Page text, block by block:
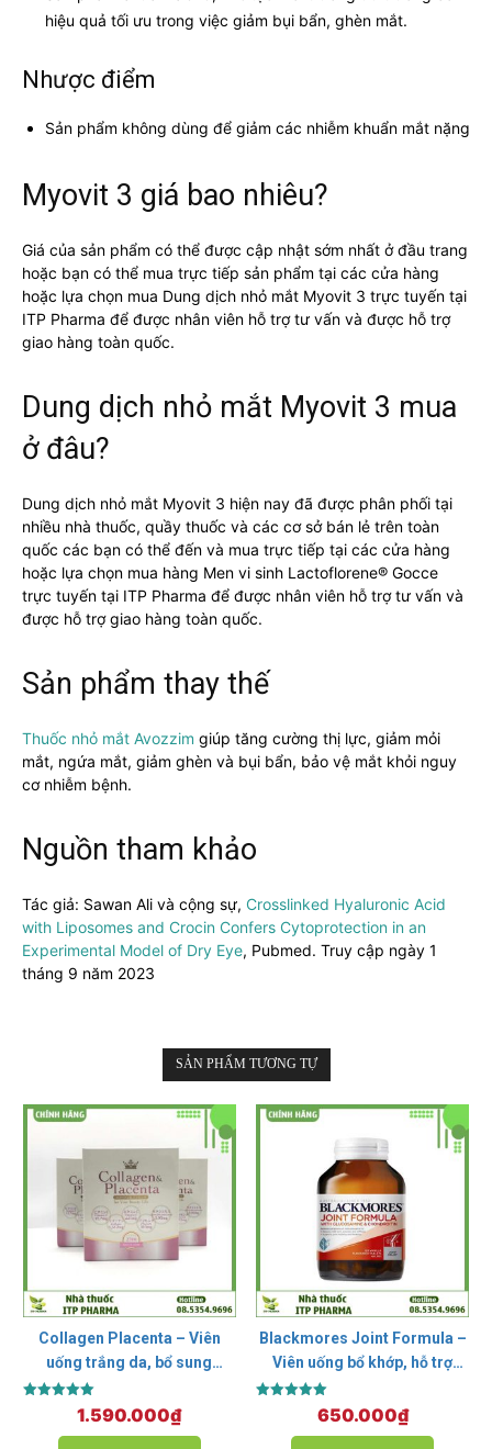
hiệu quả tối ưu trong việc giảm bụi bẩn, ghèn mắt.
Nhược điểm
Sản phẩm không dùng để giảm các nhiễm khuẩn mắt nặng
Myovit 3 giá bao nhiêu?
Giá của sản phẩm có thể được cập nhật sớm nhất ở đầu trang
hoặc bạn có thể mua trực tiếp sản phẩm tại các cửa hàng
hoặc lựa chọn mua Dung dịch nhỏ mắt Myovit 3 trực tuyến tại
ITP Pharma để được nhân viên hỗ trợ tư vấn và được hỗ trợ
giao hàng toàn quốc.
Dung dịch nhỏ mắt Myovit 3 mua
ở đâu?
Dung dịch nhỏ mắt Myovit 3 hiện nay đã được phân phối tại
nhiều nhà thuốc, quầy thuốc và các cơ sở bán lẻ trên toàn
quốc các bạn có thể đến và mua trực tiếp tại các cửa hàng
hoặc lựa chọn mua hàng Men vi sinh Lactoflorene® Gocce
trực tuyến tại ITP Pharma để được nhân viên hỗ trợ tư vấn và
được hỗ trợ giao hàng toàn quốc.
Sản phẩm thay thế
Thuốc nhỏ mắt Avozzim giúp tăng cường thị lực, giảm mỏi
mắt, ngứa mắt, giảm ghèn và bụi bẩn, bảo vệ mắt khỏi nguy
cơ nhiễm bệnh.
Nguồn tham khảo
Tác giả: Sawan Ali và cộng sự, Crosslinked Hyaluronic Acid
with Liposomes and Crocin Confers Cytoprotection in an
Experimental Model of Dry Eye, Pubmed. Truy cập ngày 1
tháng 9 năm 2023
SẢN PHẨM TƯƠNG TỰ
Collagen Placenta – Viên
uống trắng da, bổ sung
Được xếp
5.00
1.590.000₫
Blackmores Joint Formula –
Viên uống bổ khớp, hỗ trợ
bệnh viêm khớp
Được xếp
5.00
650.000₫